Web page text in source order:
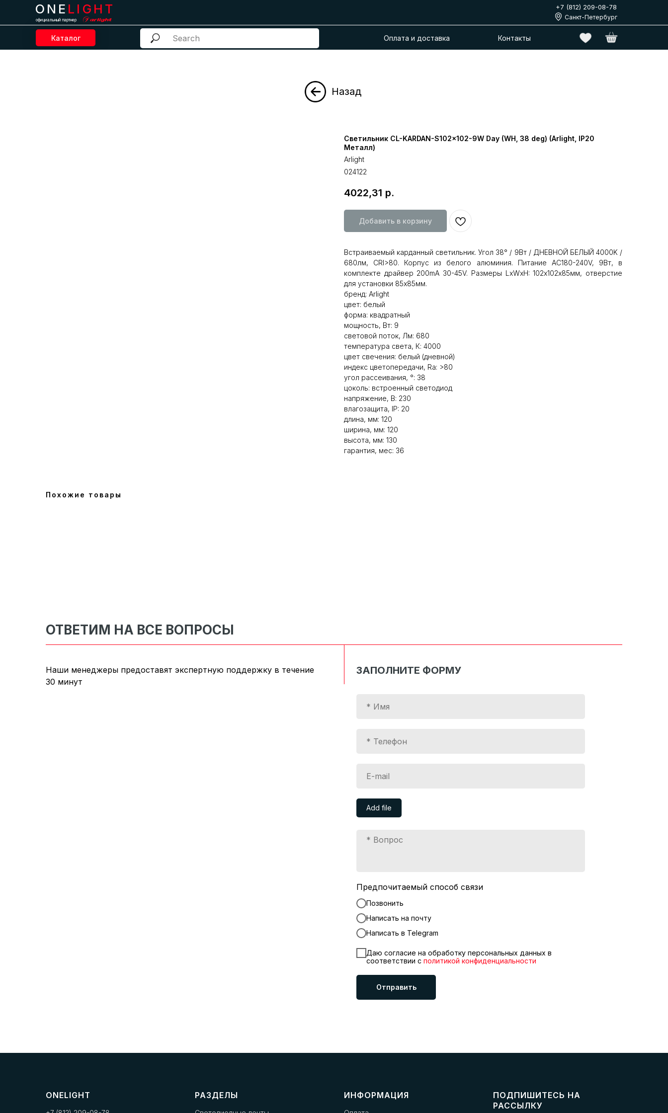
Каталог Оплата и доставка
ONE LIGHT
официальный партнер
Контакты
Санкт-Петербург
+7 (812) 209-08-78
Назад
Светильник CL-KARDAN-S102x102-9W Day (WH, 38 deg) (Arlight, IP20
Металл)
Arlight
024122
4022,31 р.
Добавить в корзину
Встраиваемый карданный светильник. Угол 38° / 9Вт / ДНЕВНОЙ БЕЛЫЙ 4000K /
680лм, CRI>80. Корпус из белого алюминия. Питание AC180-240V, 9Вт, в
комплекте драйвер 200mA 30-45V. Размеры LxWxH: 102х102x85мм, отверстие
для установки 85x85мм.
бренд: Arlight
цвет: белый
форма: квадратный
мощность, Вт: 9
световой поток, Лм: 680
температура света, К: 4000
цвет свечения: белый (дневной)
индекс цветопередачи, Ra: >80
угол рассеивания, °: 38
цоколь: встроенный светодиод
напряжение, В: 230
влагозащита, IP: 20
длина, мм: 120
ширина, мм: 120
высота, мм: 130
гарантия, мес: 36
Похожие товары
Add file
Предпочитаемый способ связи
Позвонить
Написать на почту
Написать в Telegram
Даю согласие на обработку персональных данных в
соответствии с политикой конфиденциальности
Отправить
ОТВЕТИМ НА ВСЕ ВОПРОСЫ
Наши менеджеры предоставят экспертную поддержку в течение
30 минут
ЗАПОЛНИТЕ ФОРМУ
ONELIGHT РАЗДЕЛЫ ИНФОРМАЦИЯ
ПОДПИШИТЕСЬ НА
РАССЫЛКУ